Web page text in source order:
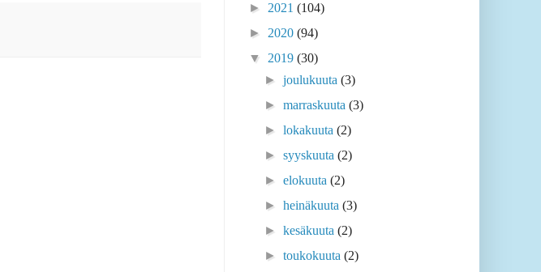
► 2021 (104)
► 2020 (94)
▼ 2019 (30)
►joulukuuta(3)
►marraskuuta(3)
►lokakuuta(2)
►syyskuuta(2)
►elokuuta(2)
►heinäkuuta(3)
►kesäkuuta(2)
►toukokuuta(2)